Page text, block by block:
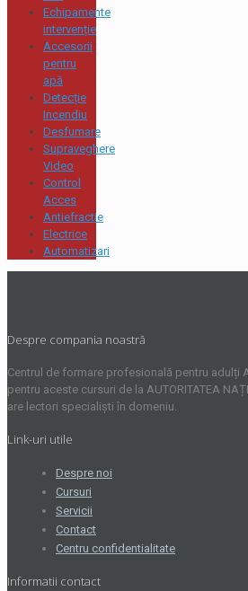
Echipamente
intervenție
Accesorii
pentru
apă
Detecție
Incendiu
Desfumare
Supraveghere
Video
Control
Acces
Antiefractie
Electrice
Automatizari
Despre compania noastră
Centrul de formare profesională pentru adulți
pentru aceste cursuri de la AUTORITATEA
are lectori specialiști în domeniu.
Link-uri utile
Despre noi
Cursuri
Servicii
Contact
Centru confidentialitate
Informatii contact